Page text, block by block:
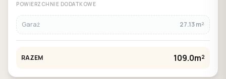
POWIERZCHNIE DODATKOWE
Garaż 27.13 m²
RAZEM 109.0m²